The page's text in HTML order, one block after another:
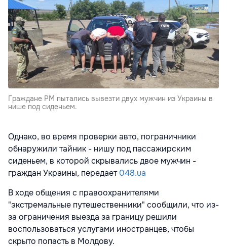
Граждане РМ пытались вывезти двух мужчин из Украины в
нише под сиденьем.
Однако, во время проверки авто, пограничники
обнаружили тайник - нишу под пассажирским
сиденьем, в которой скрывались двое мужчин -
граждан Украины, передает048.ua
В ходе общения с правоохранителями
"экстремальные путешественники" сообщили, что из-
за ограничения выезда за границу решили
воспользоваться услугами иностранцев, чтобы
скрыто попасть в Молдову.